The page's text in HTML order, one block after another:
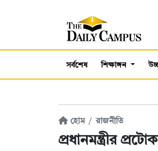
সর্বশেষ শিক্ষাঙ্গন
হোম রাজনীতি
প্রধানমন্ত্রীর